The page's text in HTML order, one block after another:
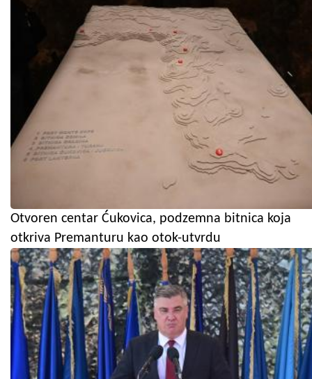
Otvoren centar Ćukovica, podzemna bitnica koja
otkriva Premanturu kao otok-utvrdu